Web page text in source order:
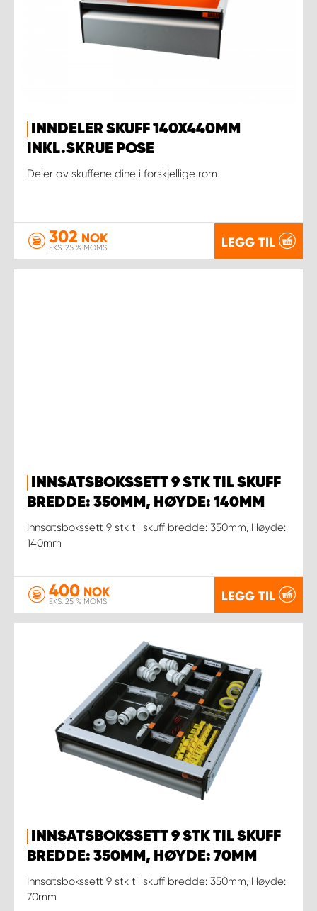
INNDELER SKUFF 140X440MM
INKL.SKRUE POSE
Deler av skuffene dine i forskjellige rom.
302 NOK
EKS. 25 % MOMS LEGG TIL
INNSATSBOKSSETT 9 STK TIL SKUFF
BREDDE: 350MM, HØYDE: 140MM
Innsatsbokssett 9 stk til skuff bredde: 350mm, Høyde:
140mm
400 NOK
EKS. 25 % MOMS LEGG TIL
INNSATSBOKSSETT 9 STK TIL SKUFF
BREDDE: 350MM, HØYDE: 70MM
Innsatsbokssett 9 stk til skuff bredde: 350mm, Høyde:
70mm